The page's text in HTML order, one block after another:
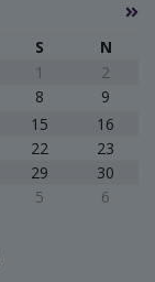
S
N
1
2
8
9
15
16
22
23
29
30
5 6